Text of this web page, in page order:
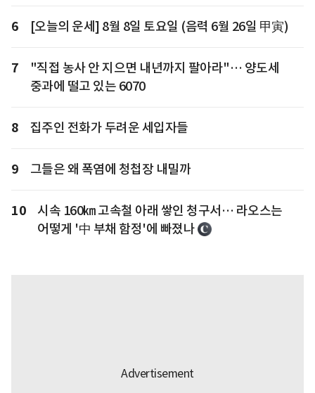
6 [오늘의 운세] 8월 8일 토요일 (음력 6월 26일 甲寅)
7
"직접 농사 안 지으면 내년까지 팔아라"… 양도세
중과에 떨고 있는 6070
8 집주인 전화가 두려운 세입자들
9 그들은 왜 폭염에 청첩장 내밀까
10
시속 160㎞ 고속철 아래 쌓인 청구서… 라오스는
어떻게 '中 부채 함정'에 빠졌나